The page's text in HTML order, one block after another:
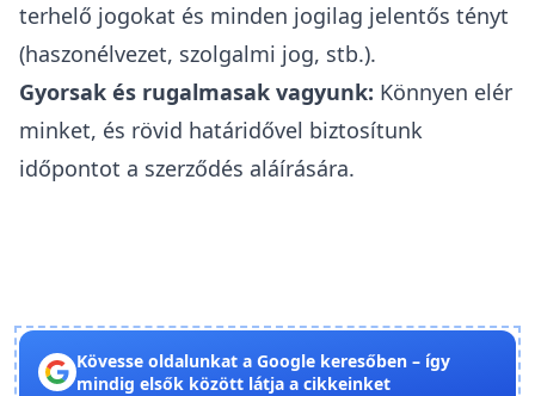
terhelő jogokat és minden jogilag jelentős tényt
(haszonélvezet, szolgalmi jog, stb.).
Gyorsak és rugalmasak vagyunk: Könnyen elér
minket, és rövid határidővel biztosítunk
időpontot a szerződés aláírására.
Kövesse oldalunkat a Google keresőben – így
mindig elsők között látja a cikkeinket